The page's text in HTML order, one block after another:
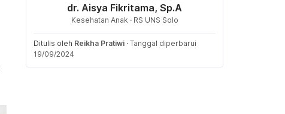
dr. Aisya Fikritama, Sp.A
Kesehatan Anak · RS UNS Solo
Ditulis oleh Reikha Pratiwi · Tanggal diperbarui
19/09/2024